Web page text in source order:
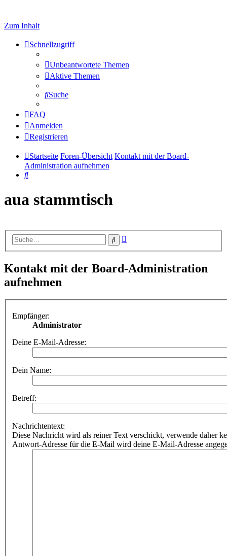
Zum Inhalt
Schnellzugriff
Unbeantwortete Themen
Aktive Themen
Suche
FAQ
Anmelden
Registrieren
Startseite Foren-Übersicht Kontakt mit der Board-
Administration aufnehmen
Suche
aua stammtisch
Suche
Kontakt mit der Board-Administration
aufnehmen
Empfänger:
Administrator
Deine E-Mail-Adresse:
Dein Name:
Betreff:
Nachrichtentext:
Diese Nachricht wird als reiner Text verschickt, verwende daher
Antwort-Adresse für die E-Mail wird deine E-Mail-Adresse